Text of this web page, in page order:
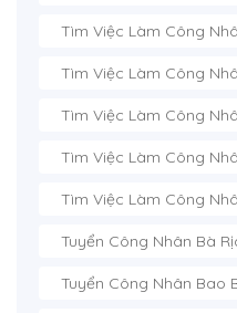
Tìm Việc Làm Công
Tìm Việc Làm Công
Tìm Việc Làm Công
Tìm Việc Làm Công
Tìm Việc Làm Công
Tuyển Công Nhân Bà
Tuyển Công Nhân Bao